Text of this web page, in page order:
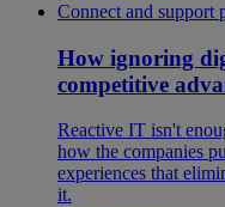
Connect and support
How ignoring
competitive
Reactive IT isn't
how the companies
experiences that
it.